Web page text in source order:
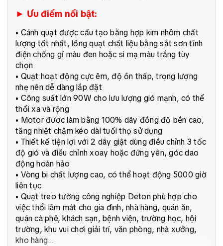
► Ưu điểm nổi bật:
• Cánh quạt được cấu tạo bằng hợp kim nhôm chất
lượng tốt nhất, lồng quạt chất liệu bằng sắt sơn tĩnh
điện chống gỉ màu đen hoặc si mạ màu trắng tùy
chọn
• Quạt hoạt động cực êm, độ ồn thấp, trọng lượng
nhẹ nên dễ dàng lắp đặt
• Công suất lớn 90W cho lưu lượng gió mạnh, có thể
thổi xa và rộng
• Motor được làm bằng 100% dây đồng độ bền cao,
tăng nhiệt chậm kéo dài tuổi thọ sử dụng
• Thiết kế tiện lợi với 2 dây giật dùng điều chỉnh 3 tốc
độ gió và điều chỉnh xoay hoặc đứng yên, góc dao
động hoàn hảo
• Vòng bi chất lượng cao, có thể hoạt động 5000 giờ
liên tục
• Quạt treo tường công nghiệp Deton phù hợp cho
việc thổi làm mát cho gia đình, nhà hàng, quán ăn,
quán cà phê, khách sạn, bệnh viện, trường học, hội
trường, khu vui chơi giải trí, văn phòng, nhà xưởng,
kho hàng…